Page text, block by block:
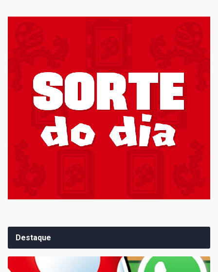
Destaque